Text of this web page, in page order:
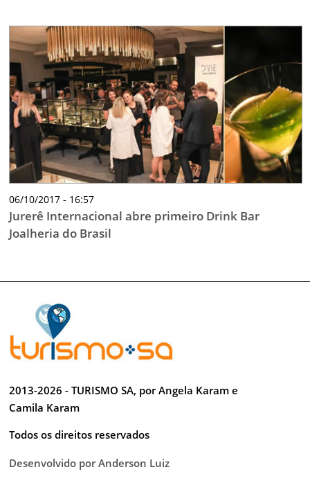
06/10/2017 - 16:57
Jurerê Internacional abre primeiro Drink Bar
Joalheria do Brasil
2013-2026 - TURISMO SA, por Angela Karam e
Camila Karam
Todos os direitos reservados
Desenvolvido por Anderson Luiz